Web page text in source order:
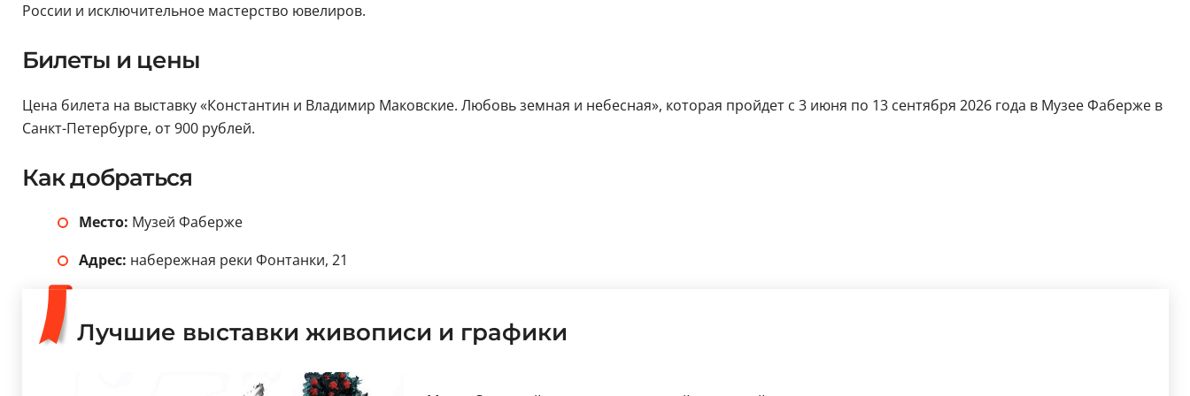
России и исключительное мастерство ювелиров.
Билеты и цены
Цена билета на выставку «Константин и Владимир Маковские. Любовь земная и небесная», которая пройдет с 3 июня по 13 сентября 2026 года в Музее Фаберже в
Санкт-Петербурге, от 900 рублей.
Как добраться
Место: Музей Фаберже
Адрес: набережная реки Фонтанки, 21
Лучшие выставки живописи и графики